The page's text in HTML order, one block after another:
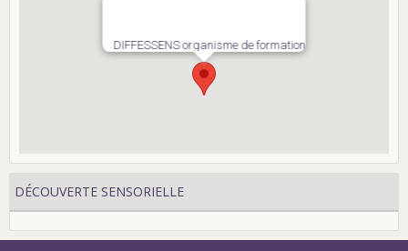
DIFFESSENS organisme de formation
DÉCOUVERTE SENSORIELLE